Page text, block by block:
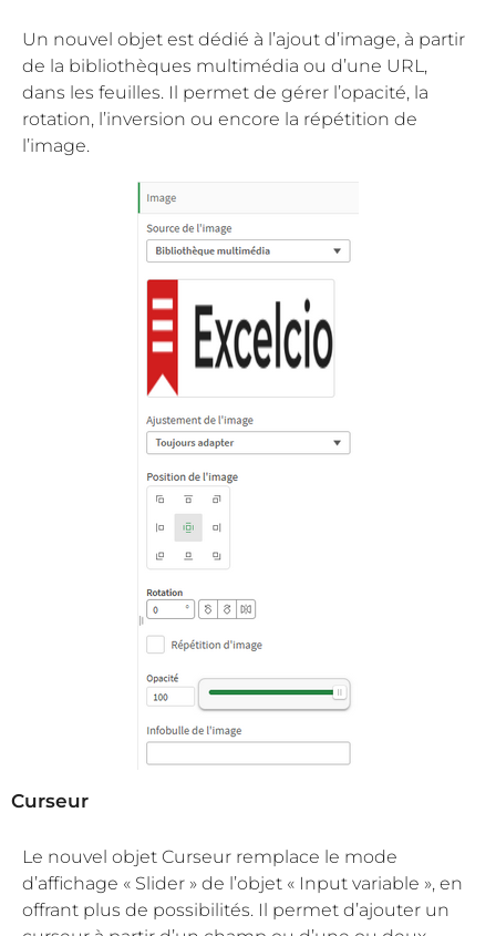
Un nouvel objet est dédié à l’ajout d’image, à partir
de la bibliothèques multimédia ou d’une URL,
dans les feuilles. Il permet de gérer l’opacité, la
rotation, l’inversion ou encore la répétition de
l’image.
Curseur
Le nouvel objet Curseur remplace le mode
d’affichage « Slider » de l’objet « Input variable », en
offrant plus de possibilités. Il permet d’ajouter un